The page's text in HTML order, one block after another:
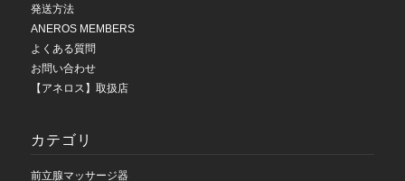
発送方法
ANEROS MEMBERS
よくある質問
お問い合わせ
【アネロス】取扱店
カテゴリ
前立腺マッサージ器